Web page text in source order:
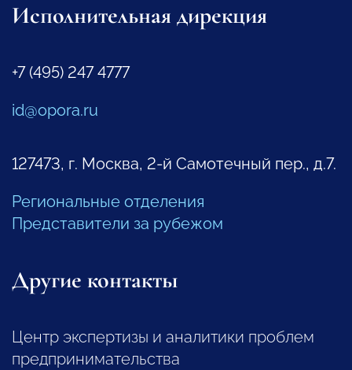
Исполнительная дирекция
+7 (495) 247 4777
id@opora.ru
127473, г. Москва, 2-й Самотечный пер., д.7.
Региональные отделения
Представители за рубежом
Другие контакты
Центр экспертизы и аналитики проблем
предпринимательства